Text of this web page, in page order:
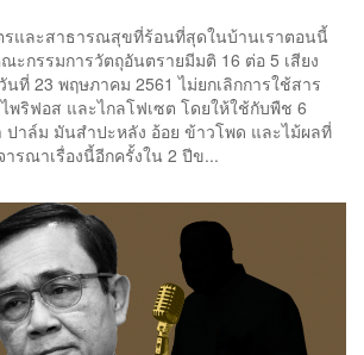
รและสาธารณสุขที่ร้อนที่สุดในบ้านเราตอนนี้
ะกรรมการวัตถุอันตรายมีมติ 16 ต่อ 5 เสียง
ที่ 23 พฤษภาคม 2561 ไม่ยกเลิกการใช้สาร
พริฟอส และไกลโฟเซต โดยให้ใช้กับพืช 6
ปาล์ม มันสำปะหลัง อ้อย ข้าวโพด และไม้ผลที่
รณาเรื่องนี้อีกครั้งใน 2 ปีข...